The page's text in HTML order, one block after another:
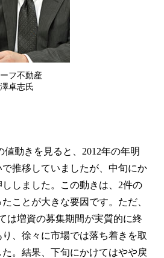
フ不動産
卓志氏
値動きを見ると、2012年の年明
推移していましたが、中旬にか
しました。この動きは、2件の
ことが大きな要因です。ただ、
は増資の募集期間が実質的に終
、徐々に市場では落ち着きを取
た。結果、下旬にかけてはやや戻